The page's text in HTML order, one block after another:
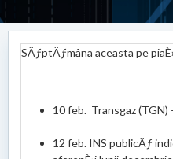
SÄƒptÄƒmâna aceasta pe
10 feb. Transgaz (TGN)
12 feb. INS publicÄƒ